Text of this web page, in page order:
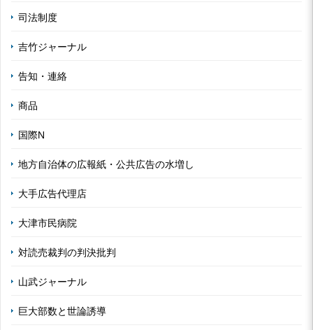
司法制度
吉竹ジャーナル
告知・連絡
商品
国際N
地方自治体の広報紙・公共広告の水増し
大手広告代理店
大津市民病院
対読売裁判の判決批判
山武ジャーナル
巨大部数と世論誘導